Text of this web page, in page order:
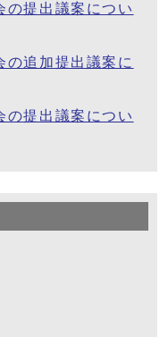
の提出議案につい
の追加提出議案に
の提出議案につい